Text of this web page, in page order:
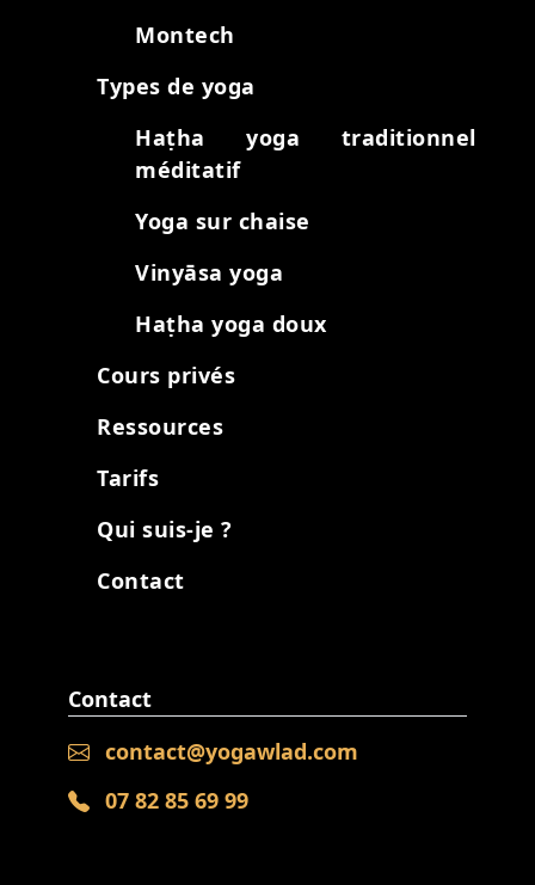
Montech
Types de yoga
Haṭha yoga traditionnel
méditatif
Yoga sur chaise
Vinyāsa yoga
Haṭha yoga doux
Cours privés
Ressources
Tarifs
Qui suis-je ?
Contact
Contact
contact@yogawlad.com
07 82 85 69 99